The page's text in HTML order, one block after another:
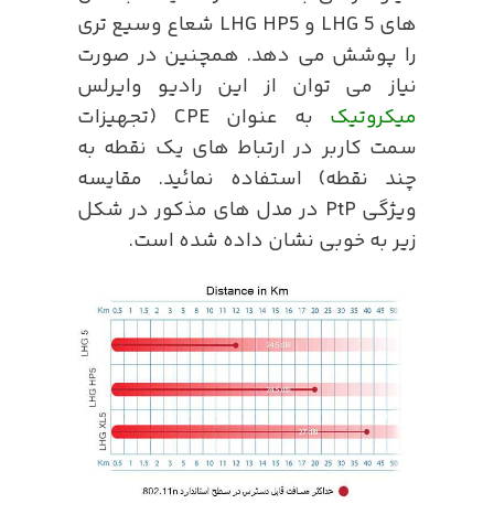
های LHG 5 و LHG HP5 شعاع وسیع تری
را پوشش می دهد. همچنین در صورت
نیاز می توان از این رادیو وایرلس
میکروتیک
به عنوان CPE (تجهیزات
سمت کاربر در ارتباط های یک نقطه به
چند نقطه) استفاده نمائید. مقایسه
ویژگی PtP در مدل های مذکور در شکل
زیر به خوبی نشان داده شده است.